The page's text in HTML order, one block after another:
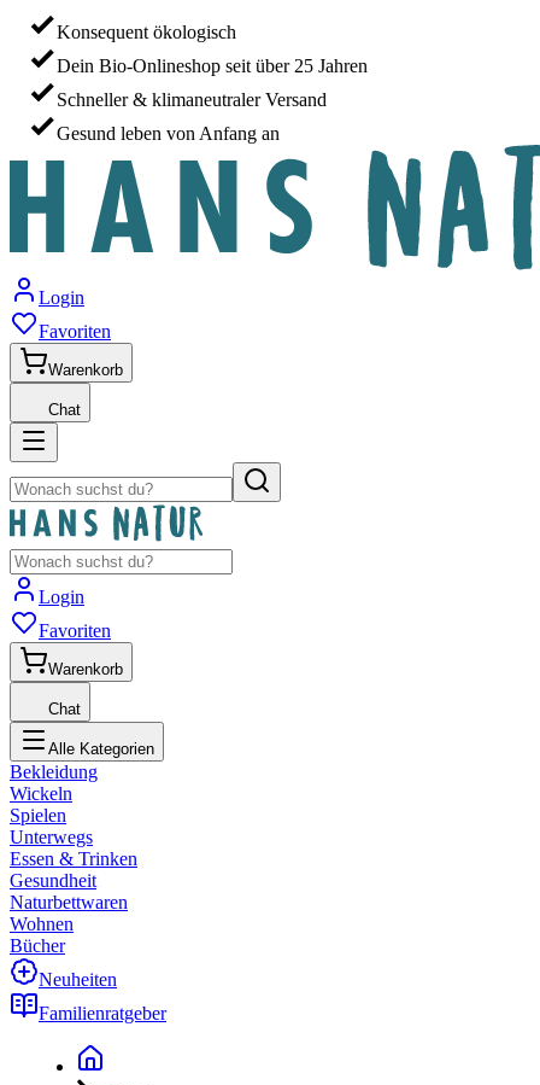
Konsequent ökologisch
Dein Bio-Onlineshop seit über 25 Jahren
Schneller & klimaneutraler Versand
Gesund leben von Anfang an
Login
Favoriten
Warenkorb
Chat
Login
Favoriten
Warenkorb
Chat
Alle Kategorien
Bekleidung
Wickeln
Spielen
Unterwegs
Essen & Trinken
Gesundheit
Naturbettwaren
Wohnen
Bücher
Neuheiten
Familienratgeber